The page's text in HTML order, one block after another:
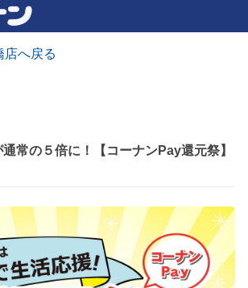
店へ戻る
常の５倍に！【コーナンPay還元祭】